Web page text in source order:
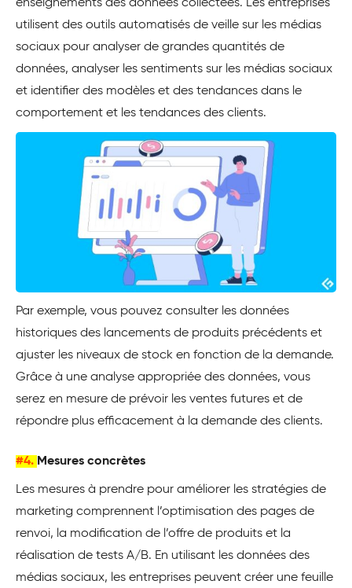
enseignements des données collectées. Les entreprises
utilisent des outils automatisés de veille sur les médias
sociaux pour analyser de grandes quantités de
données, analyser les sentiments sur les médias sociaux
et identifier des modèles et des tendances dans le
comportement et les tendances des clients.
Par exemple, vous pouvez consulter les données
historiques des lancements de produits précédents et
ajuster les niveaux de stock en fonction de la demande.
Grâce à une analyse appropriée des données, vous
serez en mesure de prévoir les ventes futures et de
répondre plus efficacement à la demande des clients.
#4. Mesures concrètes
Les mesures à prendre pour améliorer les stratégies de
marketing comprennent l’optimisation des pages de
renvoi, la modification de l’offre de produits et la
réalisation de tests A/B. En utilisant les données des
médias sociaux, les entreprises peuvent créer une feuille